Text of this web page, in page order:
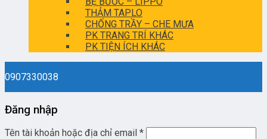
THẢM TAPLO
CHỐNG TRẦY – CHE MƯA
PK TRANG TRÍ KHÁC
PK TIỆN ÍCH KHÁC
0907330038
Đăng nhập
Tên tài khoản hoặc địa chỉ email *